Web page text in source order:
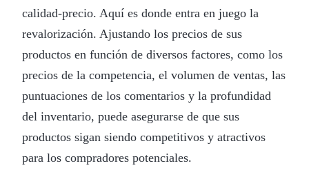
calidad-precio. Aquí es donde entra en juego la
revalorización. Ajustando los precios de sus
productos en función de diversos factores, como los
precios de la competencia, el volumen de ventas, las
puntuaciones de los comentarios y la profundidad
del inventario, puede asegurarse de que sus
productos sigan siendo competitivos y atractivos
para los compradores potenciales.